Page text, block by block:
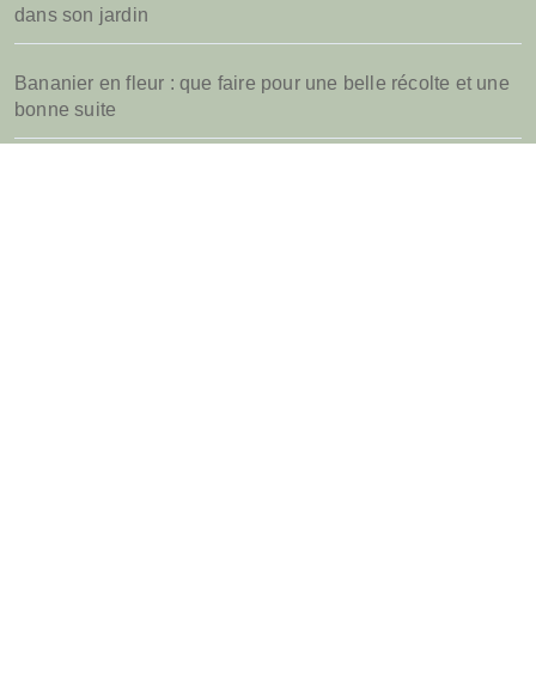
dans son jardin
Bananier en fleur : que faire pour une belle récolte et une
bonne suite